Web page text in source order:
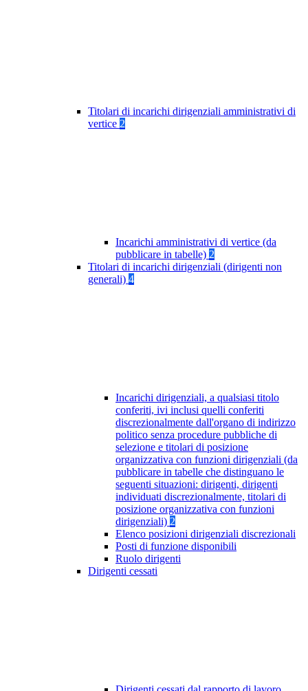
Titolari di incarichi dirigenziali amministrativi di
vertice 2
Incarichi amministrativi di vertice (da
pubblicare in tabelle) 2
Titolari di incarichi dirigenziali (dirigenti non
generali) 4
Incarichi dirigenziali, a qualsiasi titolo
conferiti, ivi inclusi quelli conferiti
discrezionalmente dall'organo di indirizzo
politico senza procedure pubbliche di
selezione e titolari di posizione
organizzativa con funzioni dirigenziali (da
pubblicare in tabelle che distinguano le
seguenti situazioni: dirigenti, dirigenti
individuati discrezionalmente, titolari di
posizione organizzativa con funzioni
dirigenziali) 2
Elenco posizioni dirigenziali discrezionali
Posti di funzione disponibili
Ruolo dirigenti
Dirigenti cessati